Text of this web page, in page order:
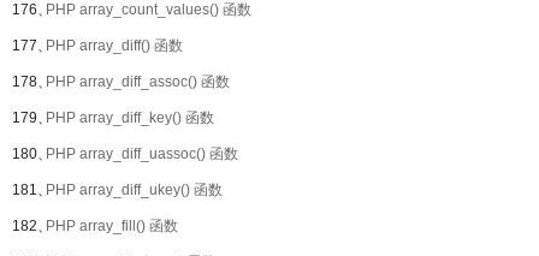
176、PHP array_count_values() 函数
177、PHP array_diff() 函数
178、PHP array_diff_assoc() 函数
179、PHP array_diff_key() 函数
180、PHP array_diff_uassoc() 函数
181、PHP array_diff_ukey() 函数
182、PHP array_fill() 函数